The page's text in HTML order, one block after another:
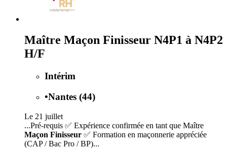
Maître Maçon Finisseur N4P1 à N4P2
H/F
Intérim
•Nantes (44)
Le 21 juillet
...Pré-requis ✅ Expérience confirmée en tant que Maître
Maçon Finisseur ✅ Formation en maçonnerie appréciée
(CAP / Bac Pro / BP)...